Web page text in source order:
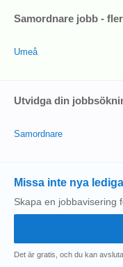
Samordnare jobb -
Umeå
Utvidga din
Samordnare
Missa inte nya
Skapa en jobbavisering
Det är gratis, och du kan